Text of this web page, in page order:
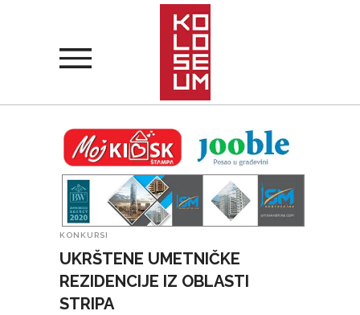
KONKURSI
UKRŠTENE UMETNIČKE
REZIDENCIJE IZ OBLASTI
STRIPA